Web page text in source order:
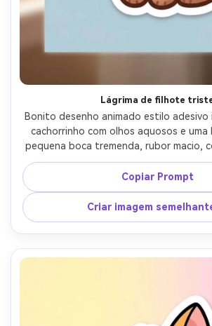
Lágrima de filhote
Bonito desenho animado estilo adesivo
cachorrinho com olhos aquosos e uma
pequena boca tremenda, rubor macio,
borda branca nítida, fundo azul
suave, estilo adesivo de conforto
85mm, profundidade rasa de
cinematográfica suave-AR
Copiar Prompt
Criar imagem